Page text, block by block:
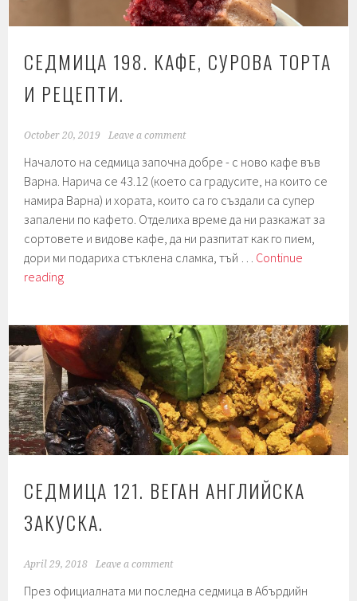
СЕДМИЦА 198. КАФЕ, СУРОВА ТОРТА
И РЕЦЕПТИ.
October 20, 2019 Leave a comment
Началото на седмица започна добре - с ново кафе във
Варна. Нарича се 43.12 (което са градусите, на които се
намира Варна) и хората, които са го създали са супер
запалени по кафето. Отделиха време да ни разкажат за
сортовете и видове кафе, да ни разпитат как го пием,
дори ми подариха стъклена сламка, тъй … Continue
readingСедмица
сурова
торта
и
рецепти.
СЕДМИЦА 121. ВЕГАН АНГЛИЙСКА
ЗАКУСКА.
April 29, 2018 Leave a comment
През официалната ми последна седмица в Абърдийн